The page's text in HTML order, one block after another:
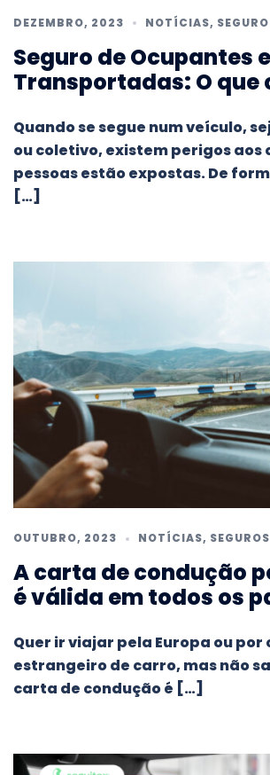
DEZEMBRO, 2023 NOTÍCIAS,
Seguro de Ocupantes
Transportadas: O que
Quando se segue num veículo,
ou coletivo, existem perigos aos
pessoas estão expostas. De
[…]
OUTUBRO, 2023 NOTÍCIAS, SEGUROS
A carta de condução
é válida em todos os
Quer ir viajar pela Europa ou
estrangeiro de carro, mas não
carta de condução é […]